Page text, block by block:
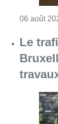
06 août
Le